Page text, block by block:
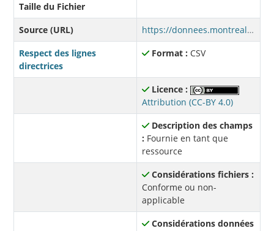
Taille du Fichier
Source (URL)
https://donnees.montreal.ca/fr/dataset/2faa580d-d127-4a30-a79a-1ebf9d255f9b/resource/05e2c30e-c388-4fd4-b16a-1de911acf23c/download/sondage-echo-variables-2020.csv
Respect des lignes
directrices
Format : CSV
Licence :
Attribution (CC-BY 4.0)
Description des champs
: Fournie en tant que
ressource
Considérations fichiers :
Conforme ou non-
applicable
Considérations données